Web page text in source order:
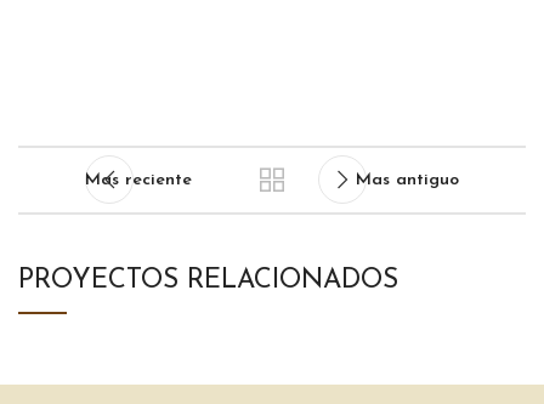
Mas reciente Mas antiguo
PROYECTOS RELACIONADOS